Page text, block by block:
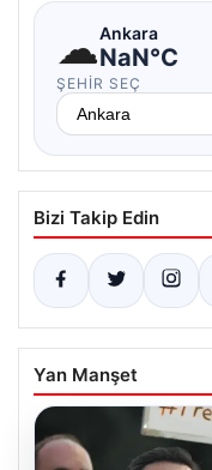
☁Ankara
NaN°C
ŞEHIR SEÇ
Bizi Takip Edin
Yan Manşet